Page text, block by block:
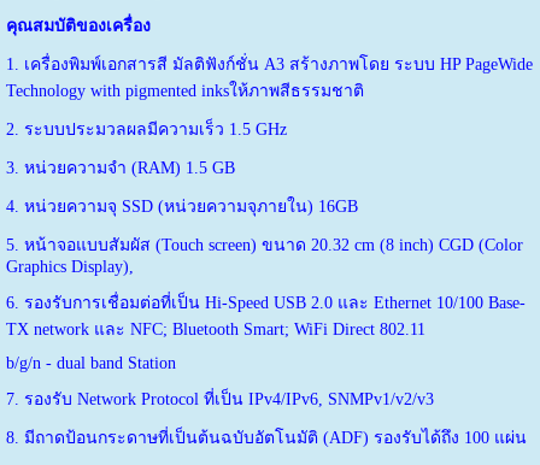
คุณสมบัติของเครื่อง
1. เครื่องพิมพ์เอกสารสี มัลติฟังก์ชั่น A3 สร้างภาพโดย ระบบ HP PageWide
Technology with pigmented inksให้ภาพสีธรรมชาติ
2. ระบบประมวลผลมีความเร็ว 1.5 GHz
3. หน่วยความจำ (RAM) 1.5 GB
4. หน่วยความจุ SSD (หน่วยความจุภายใน) 16GB
5. หน้าจอแบบสัมผัส (Touch screen) ขนาด 20.32 cm (8 inch) CGD (Color
Graphics Display),
6. รองรับการเชื่อมต่อที่เป็น Hi-Speed USB 2.0 และ Ethernet 10/100 Base-
TX network และ NFC; Bluetooth Smart; WiFi Direct 802.11
b/g/n - dual band Station
7. รองรับ Network Protocol ที่เป็น IPv4/IPv6, SNMPv1/v2/v3
8. มีถาดป้อนกระดาษที่เป็นต้นฉบับอัตโนมัติ (ADF) รองรับได้ถึง 100 แผ่น